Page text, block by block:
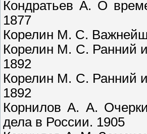
Кондратьев А. О
1877
Корелин М. С.
Корелин М. С. Ранний
1892
Корелин М. С. Ранний
1892
Корнилов А. А.
дела в России. 1905